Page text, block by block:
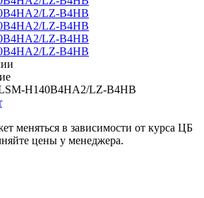
H140B4HA2/LZ-B4HB
меняться в зависимости от курса ЦБ
цены у менеджера.